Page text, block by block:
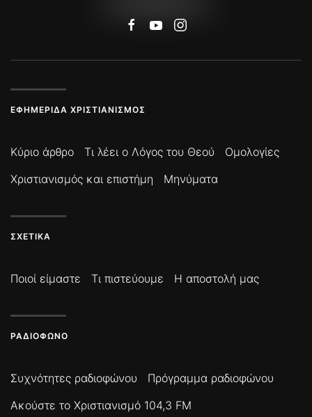
ΕΦΗΜΕΡΊΔΑ ΧΡΙΣΤΙΑΝΙΣΜΌΣ
Κύριο άρθρο Τι λέει ο Λόγος του Θεού
Ομολογίες
Χριστιανισμός και επιστήμη
Μηνύματα
ΣΧΕΤΙΚΆ
Ποιοί είμαστε Τι πιστεύουμε Η αποστολή μας
ΡΑΔΙΌΦΩΝΟ
Συχνότητες ραδιοφώνου
Πρόγραμμα ραδιοφώνου
Ακούστε το Χριστιανισμό 104,3 FM